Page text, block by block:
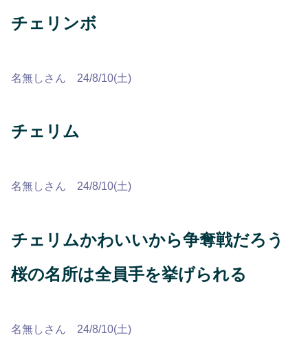
チェリンボ
名無しさん 24/8/10(土)
チェリム
名無しさん 24/8/10(土)
チェリムかわいいから争奪戦だろう
桜の名所は全員手を挙げられる
名無しさん 24/8/10(土)